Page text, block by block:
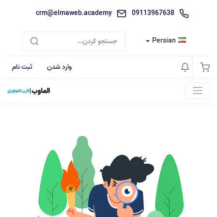
09113967638
crm@elmaweb.academy
Persian
وارد شدن ثبت نام